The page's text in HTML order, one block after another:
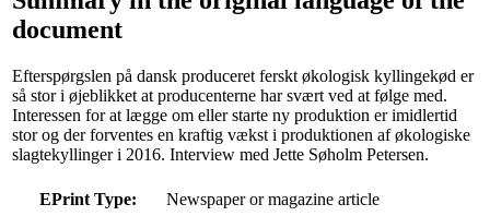
document
Efterspørgslen på dansk produceret ferskt økologisk kyllingekød er
så stor i øjeblikket at producenterne har svært ved at følge med.
Interessen for at lægge om eller starte ny produktion er imidlertid
stor og der forventes en kraftig vækst i produktionen af økologiske
slagtekyllinger i 2016. Interview med Jette Søholm Petersen.
EPrint Type:
Newspaper or magazine article